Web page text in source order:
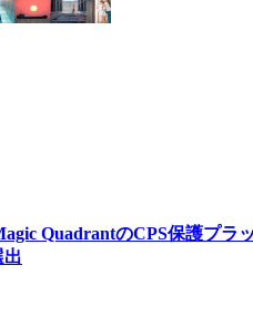
QuadrantのCPS保護プラ
出